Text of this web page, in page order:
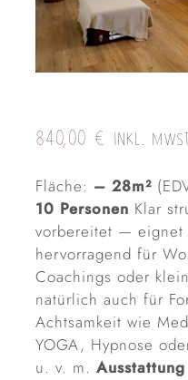
840,00 € INKL.
Fläche: – 28m²
10 Personen Klar
vorbereitet — eignet
hervorragend für
Coachings oder
natürlich auch für
Achtsamkeit wie
YOGA, Hypnose
u. v. m.